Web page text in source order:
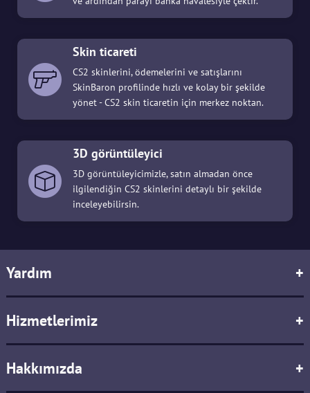
Skin ticareti
CS2 skinlerini, ödemelerini ve satışlarını
SkinBaron profilinde hızlı ve kolay bir şekilde
yönet - CS2 skin ticaretin için merkez noktan.
3D görüntüleyici
3D görüntüleyicimizle, satın almadan önce
ilgilendiğin CS2 skinlerini detaylı bir şekilde
inceleyebilirsin.
Yardım +
Hizmetlerimiz +
Hakkımızda +